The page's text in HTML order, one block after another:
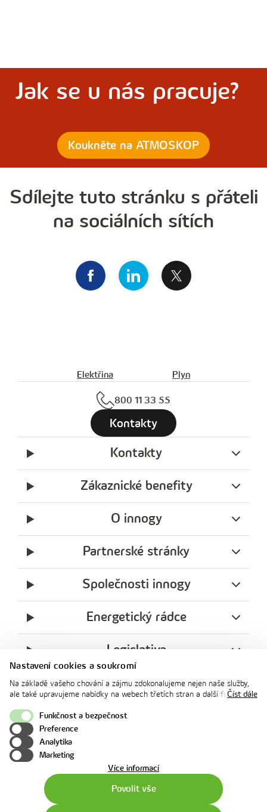
Nastavení cookies a soukromí
Na základě vašeho chování a zájmu zdokonalujeme nejen naše služby,
ale také upravujeme nabídky na webech třetích stran a další formy
souhlasu. Svoje nastavení můžete kdykoliv změnit v zápatí stránky v
„Nastavení soukromí". Více informací o tom, jak se soubory cookies a
osobními údaji pracujeme, včetně možností uplatnění vašich práv,
naleznete na webové stránce v sekci
Číst dále
Funkčnost a bezpečnost
Preference
Analytika
Marketing
Více informacío
Povolit vše
Jak se u nás pracuje?
Koukněte na ATMOSKOP
Sdílejte tuto stránku s přáteli
na sociálních sítích
Elektřina Plyn
800 11 33 55
Kontakty
Kontakty
Zákaznické benefity
O innogy
Partnerské stránky
Společnosti innogy
Energetický rádce
Legislativa
Ochrana soukromí